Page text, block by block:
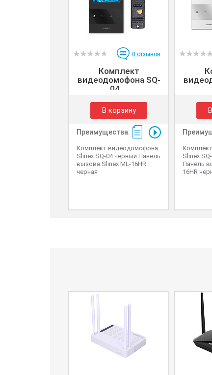
0 отзывов
Комплект
видеодомофона SQ-
04 ...
В корзину
Преимущества:
Комплект видеодомофона
Slinex SQ-04 черный Панель
вызова Slinex ML-16HR
черная
Slinex
Панель
16HR